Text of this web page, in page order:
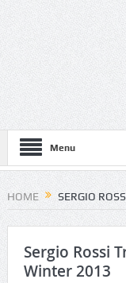
Menu
HOME SERGIO
Sergio Rossi
Winter 2013